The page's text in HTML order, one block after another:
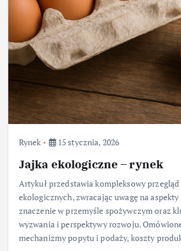
Rynek 15 stycznia, 2026
Jajka ekologiczne – rynek
Artykuł przedstawia kompleksowy
ekologicznych, zwracając uwagę na
znaczenie w przemyśle spożywczym oraz
wyzwania i perspektywy rozwoju.
mechanizmy popytu i podaży, koszty